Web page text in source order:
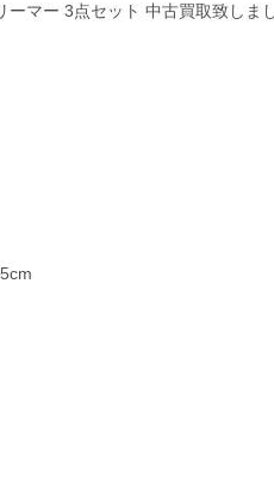
マー 3点セット 中古買取致しま